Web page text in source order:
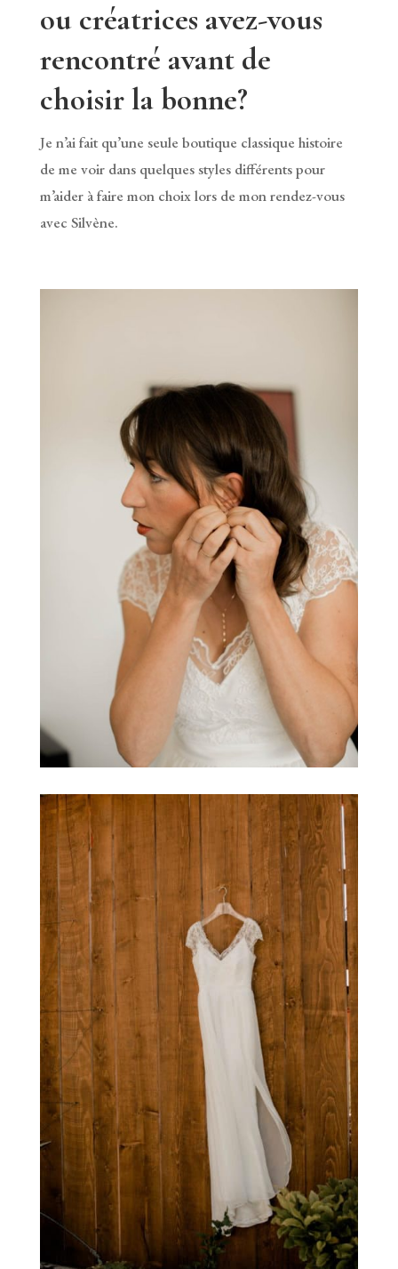
ou créatrices avez-vous
rencontré avant de
choisir la bonne?
Je n’ai fait qu’une seule boutique classique histoire
de me voir dans quelques styles différents pour
m’aider à faire mon choix lors de mon rendez-vous
avec Silvène.